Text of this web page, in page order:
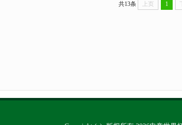
共13条 上页 1